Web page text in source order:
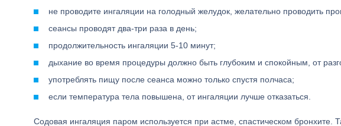
не проводите ингаляции на голодный желудок, желательно проводить
сеансы проводят два-три раза в день;
продолжительность ингаляции 5-10 минут;
дыхание во время процедуры должно быть глубоким и спокойным, от
употреблять пищу после сеанса можно только спустя полчаса;
если температура тела повышена, от ингаляции лучше отказаться.
Содовая ингаляция паром используется при астме, спастическом бронхите.